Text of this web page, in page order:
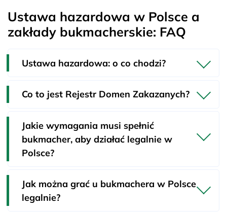
Ustawa hazardowa w Polsce a
zakłady bukmacherskie: FAQ
Ustawa hazardowa: o co chodzi?
Co to jest Rejestr Domen Zakazanych?
Jakie wymagania musi spełnić
bukmacher, aby działać legalnie w
Polsce?
Jak można grać u bukmachera w Polsce
legalnie?